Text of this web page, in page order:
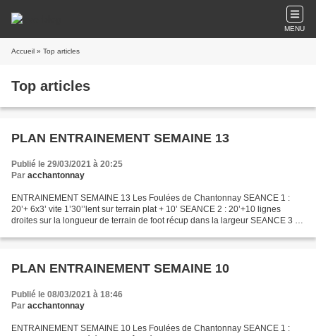
MENU
Accueil » Top articles
Top articles
PLAN ENTRAINEMENT SEMAINE 13
Publié le 29/03/2021 à 20:25
Par acchantonnay
ENTRAINEMENT SEMAINE 13 Les Foulées de Chantonnay SEANCE 1 :
20’+ 6x3’ vite 1’30’’lent sur terrain plat + 10’ SEANCE 2 : 20’+10 lignes
droites sur la longueur de terrain de foot récup dans la largeur SEANCE 3 :
PLAN ENTRAINEMENT SEMAINE 10
Publié le 08/03/2021 à 18:46
Par acchantonnay
ENTRAINEMENT SEMAINE 10 Les Foulées de Chantonnay SEANCE 1 :